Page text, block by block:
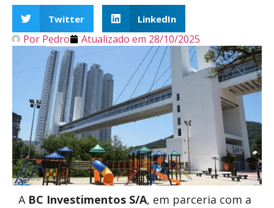
Twitter LinkedIn
Por Pedro Atualizado em 28/10/2025
A BC Investimentos S/A, em parceria com a